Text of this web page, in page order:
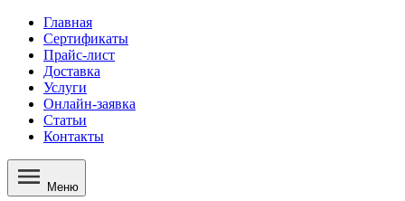
Главная
Сертификаты
Прайс-лист
Доставка
Услуги
Онлайн-заявка
Статьи
Контакты
Меню